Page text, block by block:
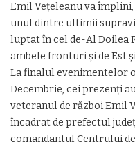
Emil Veţeleanu va
unul dintre ultimii
luptat în cel de-Al Doilea
ambele fronturi şi de Est
La finalul evenimentelor
Decembrie, cei prezenţi
veteranul de război Emil
încadrat de prefectul
comandantul Centrului